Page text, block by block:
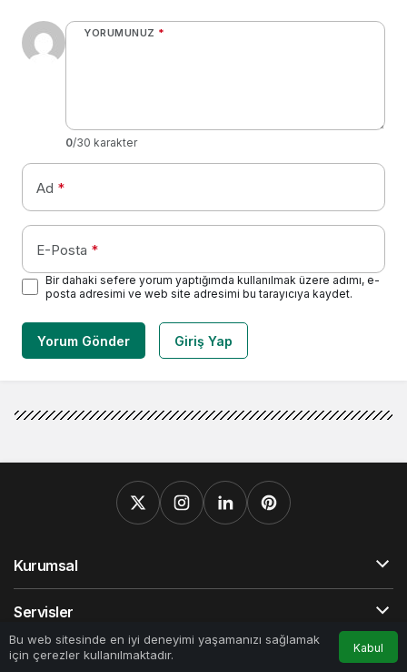
YORUMUNUZ *
0/30 karakter
Ad *
E-Posta *
Bir dahaki sefere yorum yaptığımda kullanılmak üzere adımı, e-
posta adresimi ve web site adresimi bu tarayıcıya kaydet.
Yorum Gönder Giriş Yap
Bu web sitesinde en iyi deneyimi yaşamanızı sağlamak
için çerezler kullanılmaktadır.
Kabul
Anasayfa Akış Bildirimler
0
Kurumsal
Servisler
Popüler Sayfalar